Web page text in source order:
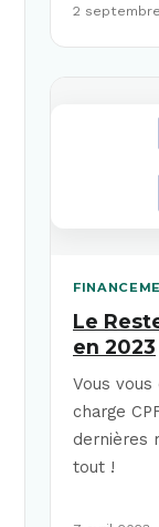
2
Le
en 2023
Vous
charge
dernières
tout !